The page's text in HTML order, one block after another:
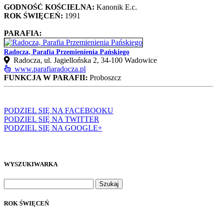
GODNOŚĆ KOŚCIELNA: Kanonik E.c.
ROK ŚWIĘCEŃ: 1991
PARAFIA:
Radocza, Parafia Przemienienia Pańskiego
Radocza, ul. Jagiellońska 2, 34-100 Wadowice
www.parafiaradocza.pl
FUNKCJA W PARAFII: Proboszcz
PODZIEL SIĘ NA FACEBOOKU
PODZIEL SIĘ NA TWITTER
PODZIEL SIĘ NA GOOGLE+
WYSZUKIWARKA
ROK ŚWIĘCEŃ